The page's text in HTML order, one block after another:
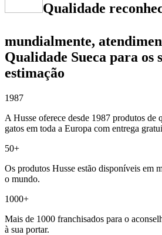
Qualidade
mundialmente,
Qualidade Sueca para os
estimação
1987
A Husse oferece desde 1987 produtos de
gatos em toda a Europa com entrega
50+
Os produtos Husse estão disponíveis em
o mundo.
1000+
Mais de 1000 franchisados para o
à sua portar.